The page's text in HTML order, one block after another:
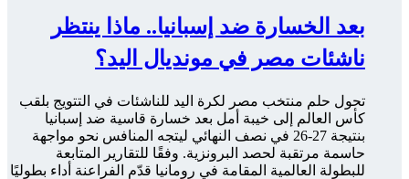
بعد الخسارة ضد إسبانيا.. ماذا ينتظر
ناشئات مصر في مونديال اليد؟
تحول حلم منتخب مصر لكرة اليد للناشئات في التتويج بلقب
كأس العالم إلى خيبة أمل بعد خسارة قاسية ضد إسبانيا
بنتيجة 27-26 في نصف النهائي ليتجه المنافس نحو مواجهة
حاسمة مرتقبة لحصد البرونزية. وفقًا للتقارير المتابعة
للبطولة العالمية المقامة في رومانيا قدّم الفراعنة أداء بطوليًا